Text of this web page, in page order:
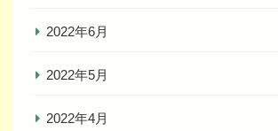
2022年6月
2022年5月
2022年4月